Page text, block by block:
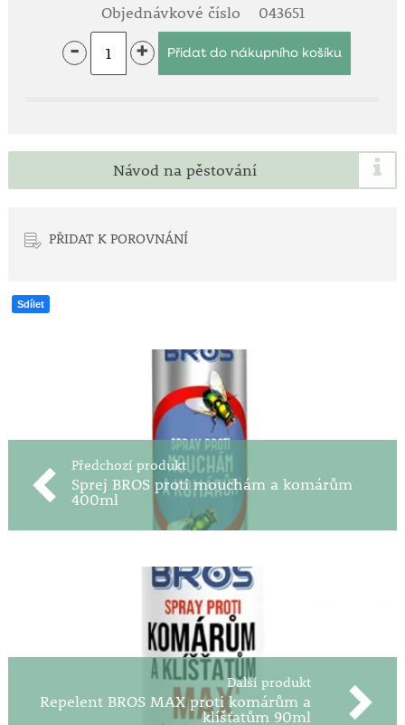
Objednávkové číslo 043651
- +
Návod na pěstování
PŘIDAT K POROVNÁNÍ
Sdílet
Předchozí produkt
Sprej BROS proti mouchám a komárům
400ml
Další produkt
Repelent BROS MAX proti komárům a
klíšťatům 90ml